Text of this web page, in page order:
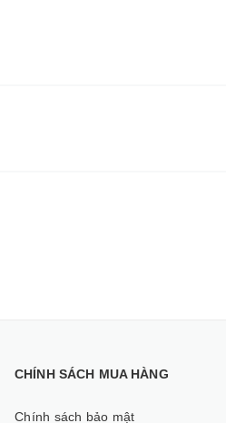
CHÍNH SÁCH MUA HÀNG
Chính sách bảo mật